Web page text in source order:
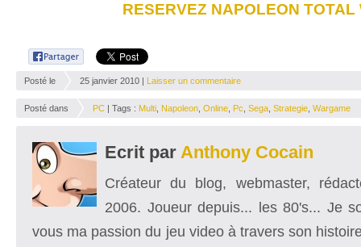
RESERVEZ NAPOLEON TOTAL
Posté le 25 janvier 2010 | Laisser un commentaire
Posté dans PC | Tags : Multi Napoleon Online Pc Sega Strategie Wargame
Ecrit par Anthony Cocain
Créateur du blog, webmaster,
2006. Joueur depuis... les 80's... Je
vous ma passion du jeu video à travers son